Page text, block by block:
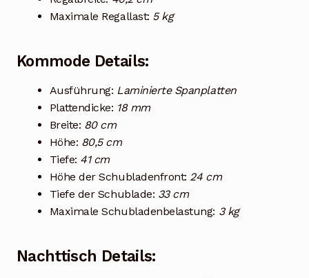
Maximale Regallast: 5 kg
Kommode Details:
Ausführung: Laminierte Spanplatten
Plattendicke: 18 mm
Breite: 80 cm
Höhe: 80,5 cm
Tiefe: 41 cm
Höhe der Schubladenfront: 24 cm
Tiefe der Schublade: 33 cm
Maximale Schubladenbelastung: 3 kg
Nachttisch Details: